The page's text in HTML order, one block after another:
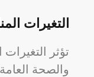
التغيرات
تؤثر
والصحة